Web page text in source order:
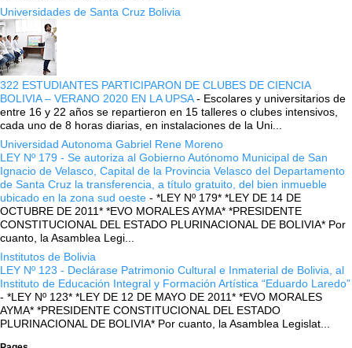
Universidades de Santa Cruz Bolivia
322 ESTUDIANTES PARTICIPARON DE CLUBES DE CIENCIA
BOLIVIA – VERANO 2020 EN LA UPSA- Escolares y universitarios de
entre 16 y 22 años se repartieron en 15 talleres o clubes intensivos,
cada uno de 8 horas diarias, en instalaciones de la Uni...
Universidad Autonoma Gabriel Rene Moreno
LEY Nº 179 - Se autoriza al Gobierno Autónomo Municipal de San
Ignacio de Velasco, Capital de la Provincia Velasco del Departamento
de Santa Cruz la transferencia, a título gratuito, del bien inmueble
ubicado en la zona sud oeste - *LEY Nº 179* *LEY DE 14 DE
OCTUBRE DE 2011* *EVO MORALES AYMA* *PRESIDENTE
CONSTITUCIONAL DEL ESTADO PLURINACIONAL DE BOLIVIA* Por
cuanto, la Asamblea Legi...
Institutos de Bolivia
LEY Nº 123 - Declárase Patrimonio Cultural e Inmaterial de Bolivia, al
Instituto de Educación Integral y Formación Artística “Eduardo Laredo”
- *LEY Nº 123* *LEY DE 12 DE MAYO DE 2011* *EVO MORALES
AYMA* *PRESIDENTE CONSTITUCIONAL DEL ESTADO
PLURINACIONAL DE BOLIVIA* Por cuanto, la Asamblea Legislat...